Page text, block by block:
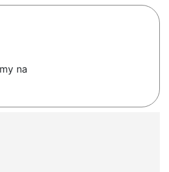
na